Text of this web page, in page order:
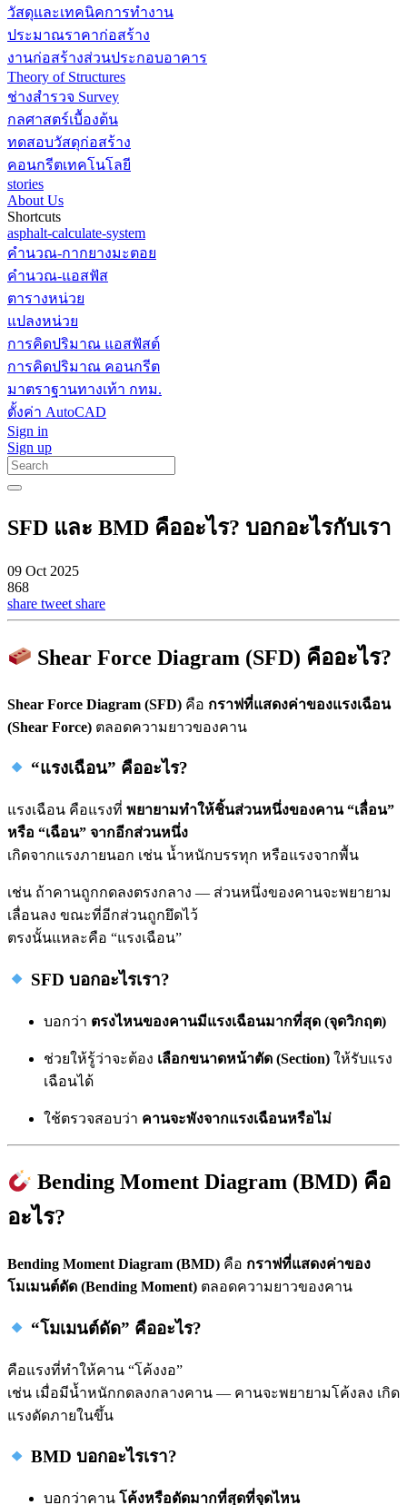
วัสดุและเทคนิคการทำงาน
ประมาณราคาก่อสร้าง
งานก่อสร้างส่วนประกอบอาคาร
Theory of Structures
ช่างสำรวจ Survey
กลศาสตร์เบื้องต้น
ทดสอบวัสดุก่อสร้าง
คอนกรีตเทคโนโลยี
stories
About Us
Shortcuts
asphalt-calculate-system
คำนวณ-กากยางมะตอย
คำนวณ-แอสฟัส
ตารางหน่วย
แปลงหน่วย
การคิดปริมาณ แอสฟัสต์
การคิดปริมาณ คอนกรีต
มาตราฐานทางเท้า กทม.
ตั้งค่า AutoCAD
Sign in
Sign up
SFD และ BMD คืออะไร? บอกอะไรกับเรา
09 Oct 2025
868
share tweet share
Shear Force Diagram (SFD) คืออะไร?
Shear Force Diagram (SFD) คือ กราฟที่แสดงค่าของแรงเฉือน
(Shear Force) ตลอดความยาวของคาน
“แรงเฉือน” คืออะไร?
แรงเฉือน คือแรงที่ พยายามทำให้ชิ้นส่วนหนึ่งของคาน “เลื่อน”
หรือ “เฉือน” จากอีกส่วนหนึ่ง
เกิดจากแรงภายนอก เช่น น้ำหนักบรรทุก หรือแรงจากพื้น
เช่น ถ้าคานถูกกดลงตรงกลาง — ส่วนหนึ่งของคานจะพยายาม
เลื่อนลง ขณะที่อีกส่วนถูกยึดไว้
ตรงนั้นแหละคือ “แรงเฉือน”
SFD บอกอะไรเรา?
บอกว่า ตรงไหนของคานมีแรงเฉือนมากที่สุด (จุดวิกฤต)
ช่วยให้รู้ว่าจะต้อง เลือกขนาดหน้าตัด (Section) ให้รับแรง
เฉือนได้
ใช้ตรวจสอบว่า คานจะพังจากแรงเฉือนหรือไม่
Bending Moment Diagram (BMD) คือ
อะไร?
Bending Moment Diagram (BMD) คือ กราฟที่แสดงค่าของ
โมเมนต์ดัด (Bending Moment) ตลอดความยาวของคาน
“โมเมนต์ดัด” คืออะไร?
คือแรงที่ทำให้คาน “โค้งงอ”
เช่น เมื่อมีน้ำหนักกดลงกลางคาน — คานจะพยายามโค้งลง เกิด
แรงดัดภายในขึ้น
BMD บอกอะไรเรา?
บอกว่าคาน โค้งหรือดัดมากที่สุดที่จุดไหน